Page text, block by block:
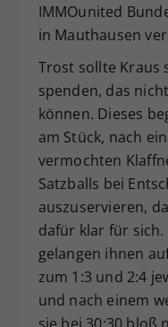
IMMOunited
in Mauthausen
Trost sollte Kraus
spenden, das
können. Dieses
am Stück, nach
vermochten
Satzballs bei
auszuservieren,
dafür klar für
gelangen ihnen
zum 1:3 und 2:4
und nach einem